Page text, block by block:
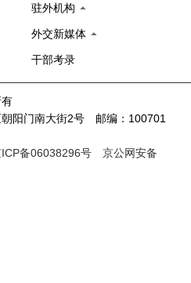
驻外机构
外交新媒体
干部考录
阳门南大街2号 邮编：100701
备06038296号
京公网安备